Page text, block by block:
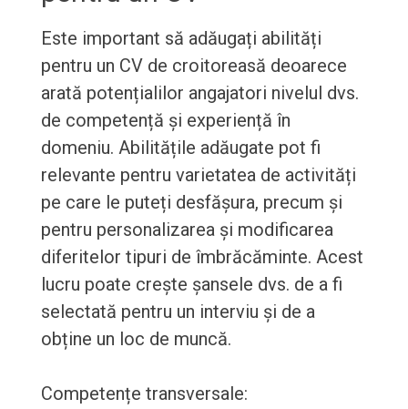
Este important să adăugați abilități
pentru un CV de croitoreasă deoarece
arată potențialilor angajatori nivelul dvs.
de competență și experiență în
domeniu. Abilitățile adăugate pot fi
relevante pentru varietatea de activități
pe care le puteți desfășura, precum și
pentru personalizarea și modificarea
diferitelor tipuri de îmbrăcăminte. Acest
lucru poate crește șansele dvs. de a fi
selectată pentru un interviu și de a
obține un loc de muncă.
Competențe transversale: